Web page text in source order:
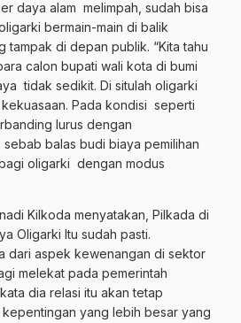
daya alam melimpah, sudah bisa
bermain-main di balik
tampak di depan publik. “Kita tahu
calon bupati wali kota di bumi
tidak sedikit. Di situlah oligarki
Pada kondisi seperti
lurus dengan
balas budi biaya pemilihan
oligarki dengan modus
Kilkoda menyatakan, Pilkada di
Oligarki Itu sudah pasti.
dari aspek kewenangan di sektor
melekat pada pemerintah
dia relasi itu akan tetap
yang lebih besar yang